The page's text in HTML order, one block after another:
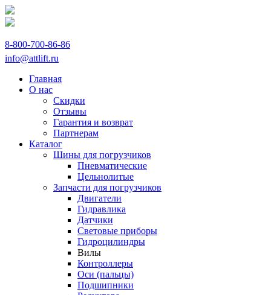
8-800-700-86-86
info@attlift.ru
Главная
О нас
Скидки
Отзывы
Гарантия и возврат
Партнерам
Каталог
Шины для погрузчиков
Пневматические
Цельнолитые
Запчасти для погрузчиков
Двигатели
Гидравлика
Датчики
Световые приборы
Гидроцилиндры
Вилы
Контроллеры
Оси (пальцы)
Подшипники